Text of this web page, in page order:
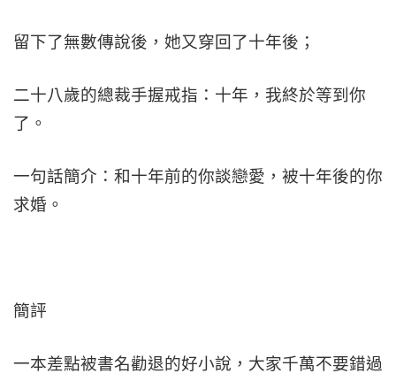
留下了無數傳說後，她又穿回了十年後；
二十八歲的總裁手握戒指：十年，我終於等到你
了。
一句話簡介：和十年前的你談戀愛，被十年後的你
求婚。
簡評
一本差點被書名勸退的好小說，大家千萬不要錯過